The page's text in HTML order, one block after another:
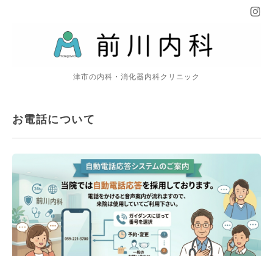
津市の内科・消化器内科クリニック
お電話について